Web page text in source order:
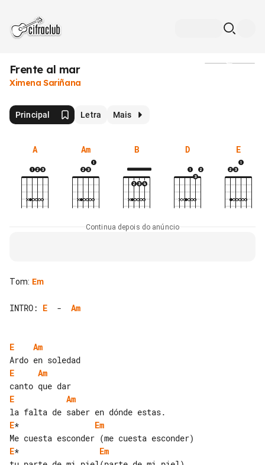
Frente al mar
Ximena Sariñana
Principal Letra Mais
A Am B D E
Continua depois do anúncio
Tom: Em
INTRO: E
  -
Am
E
Am
E
Am
E
Am
E* Em
E* Em